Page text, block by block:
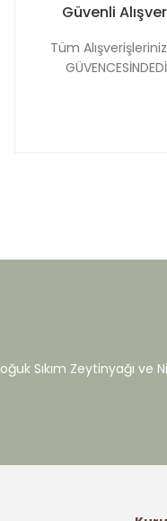
Güvenli
Tüm Alışverişleriniz
Sıkım Zeytinyağı ve